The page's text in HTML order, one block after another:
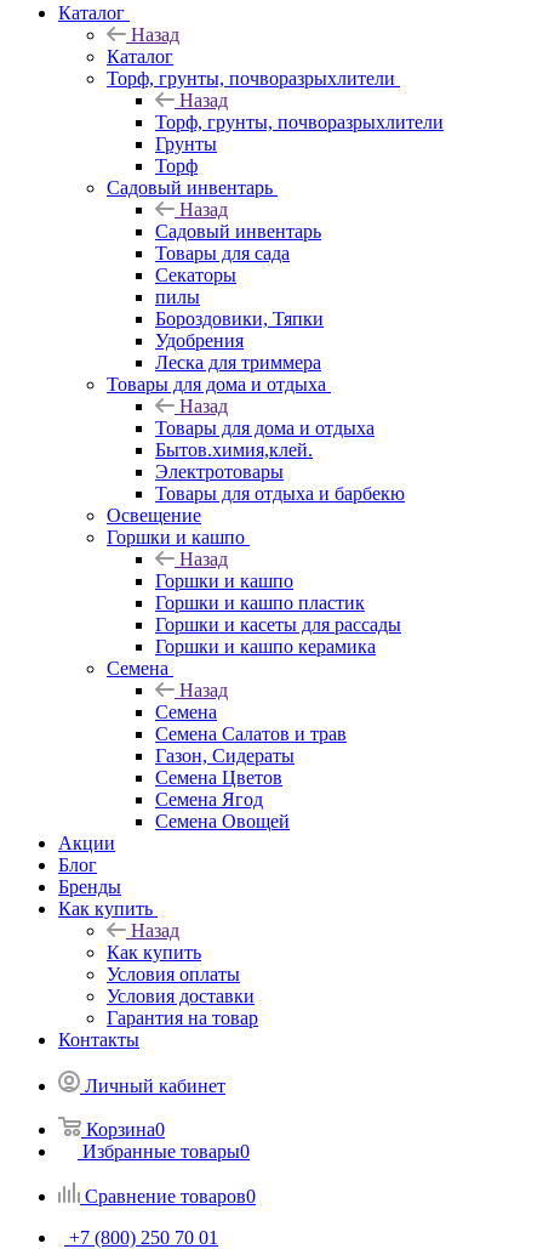
Каталог
Назад
Каталог
Торф, грунты, почворазрыхлители
Назад
Торф, грунты, почворазрыхлители
Грунты
Торф
Садовый инвентарь
Назад
Садовый инвентарь
Товары для сада
Секаторы
пилы
Бороздовики, Тяпки
Удобрения
Леска для триммера
Товары для дома и отдыха
Назад
Товары для дома и отдыха
Бытов.химия,клей.
Электротовары
Товары для отдыха и барбекю
Освещение
Горшки и кашпо
Назад
Горшки и кашпо
Горшки и кашпо пластик
Горшки и касеты для рассады
Горшки и кашпо керамика
Семена
Назад
Семена
Семена Салатов и трав
Газон, Сидераты
Семена Цветов
Семена Ягод
Семена Овощей
Акции
Блог
Бренды
Как купить
Назад
Как купить
Условия оплаты
Условия доставки
Гарантия на товар
Контакты
Личный кабинет
Корзина0
Избранные товары0
Сравнение товаров0
+7 (800) 250 70 01